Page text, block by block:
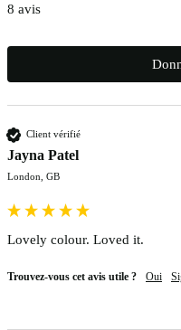
8 avis
Client vérifié
Jayna Patel
London, GB
Lovely colour. Loved it.
Trouvez-vous cet avis utile ? Oui